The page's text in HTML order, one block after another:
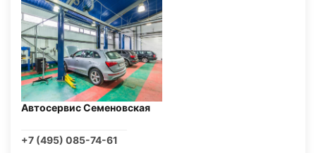
Автосервис Семеновская
+7 (495) 085-74-61